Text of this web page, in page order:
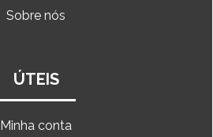
Sobre nós
ÚTEIS
Minha conta